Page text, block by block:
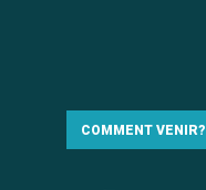
COMMENT VENIR?